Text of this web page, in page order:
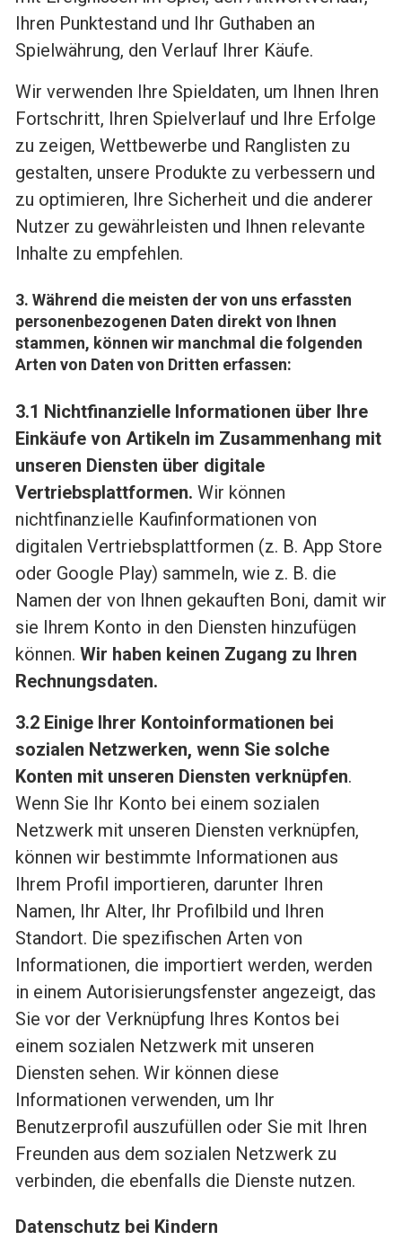
Ihren Punktestand und Ihr Guthaben an
Spielwährung, den Verlauf Ihrer Käufe.
Wir verwenden Ihre Spieldaten, um Ihnen Ihren
Fortschritt, Ihren Spielverlauf und Ihre Erfolge
zu zeigen, Wettbewerbe und Ranglisten zu
gestalten, unsere Produkte zu verbessern und
zu optimieren, Ihre Sicherheit und die anderer
Nutzer zu gewährleisten und Ihnen relevante
Inhalte zu empfehlen.
3. Während die meisten der von uns erfassten
personenbezogenen Daten direkt von Ihnen
stammen, können wir manchmal die folgenden
Arten von Daten von Dritten erfassen:
3.1 Nichtfinanzielle Informationen über Ihre
Einkäufe von Artikeln im Zusammenhang mit
unseren Diensten über digitale
Vertriebsplattformen. Wir können
nichtfinanzielle Kaufinformationen von
digitalen Vertriebsplattformen (z. B. App Store
oder Google Play) sammeln, wie z. B. die
Namen der von Ihnen gekauften Boni, damit wir
sie Ihrem Konto in den Diensten hinzufügen
können. Wir haben keinen Zugang zu Ihren
Rechnungsdaten.
3.2 Einige Ihrer Kontoinformationen bei
sozialen Netzwerken, wenn Sie solche
Konten mit unseren Diensten verknüpfen.
Wenn Sie Ihr Konto bei einem sozialen
Netzwerk mit unseren Diensten verknüpfen,
können wir bestimmte Informationen aus
Ihrem Profil importieren, darunter Ihren
Namen, Ihr Alter, Ihr Profilbild und Ihren
Standort. Die spezifischen Arten von
Informationen, die importiert werden, werden
in einem Autorisierungsfenster angezeigt, das
Sie vor der Verknüpfung Ihres Kontos bei
einem sozialen Netzwerk mit unseren
Diensten sehen. Wir können diese
Informationen verwenden, um Ihr
Benutzerprofil auszufüllen oder Sie mit Ihren
Freunden aus dem sozialen Netzwerk zu
verbinden, die ebenfalls die Dienste nutzen.
Datenschutz bei Kindern